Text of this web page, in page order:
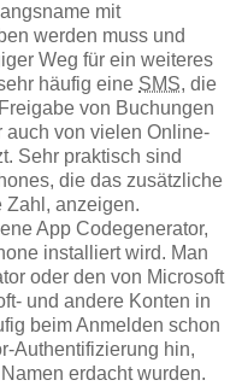
mit
werden muss und
Weg für ein weiteres
häufig eine SMS, die
von Buchungen
auch von vielen Online-
Sehr praktisch sind
die das zusätzliche
Zahl, anzeigen.
App Codegenerator,
installiert wird. Man
oder den von Microsoft
und andere Konten in
beim Anmelden schon
Authentifizierung hin,
erdacht wurden.